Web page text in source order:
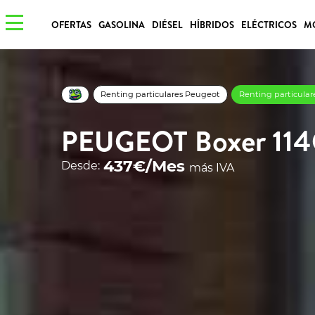
OFERTAS GASOLINA DIÉSEL HÍBRIDOS ELÉCTRICOS
Renting particulares Peugeot Renting
PEUGEOT Boxer
Desde: 437€/Mes más IVA